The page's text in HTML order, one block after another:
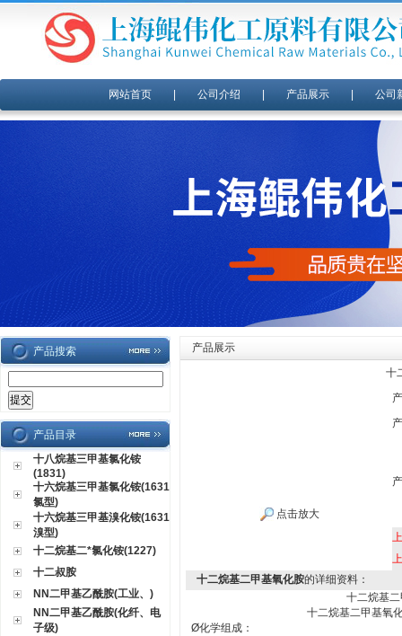
网站首页| 公司介绍 产品展示| 公司
产品搜索
产品目录
十八烷基三甲基氯化铵
(1831)
十六烷基三甲基氯化铵(1631
氯型)
十六烷基三甲基溴化铵(1631
溴型)
十二烷基二*氯化铵(1227)
十二叔胺
NN二甲基乙酰胺(工业、)
NN二甲基乙酰胺(化纤、电
子级)
产品展示
十
点击放大
十二烷基二甲基氧化胺的详细资料：
十二烷基
十二烷基二甲基氧
Ø化学组成：